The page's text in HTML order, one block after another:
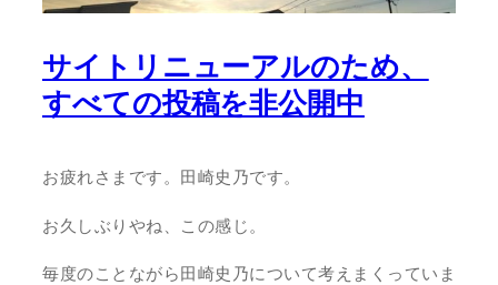
サイトリニューアルのため、
すべての投稿を非公開中
お疲れさまです。田崎史乃です。
お久しぶりやね、この感じ。
毎度のことながら田崎史乃について考えまくっていま